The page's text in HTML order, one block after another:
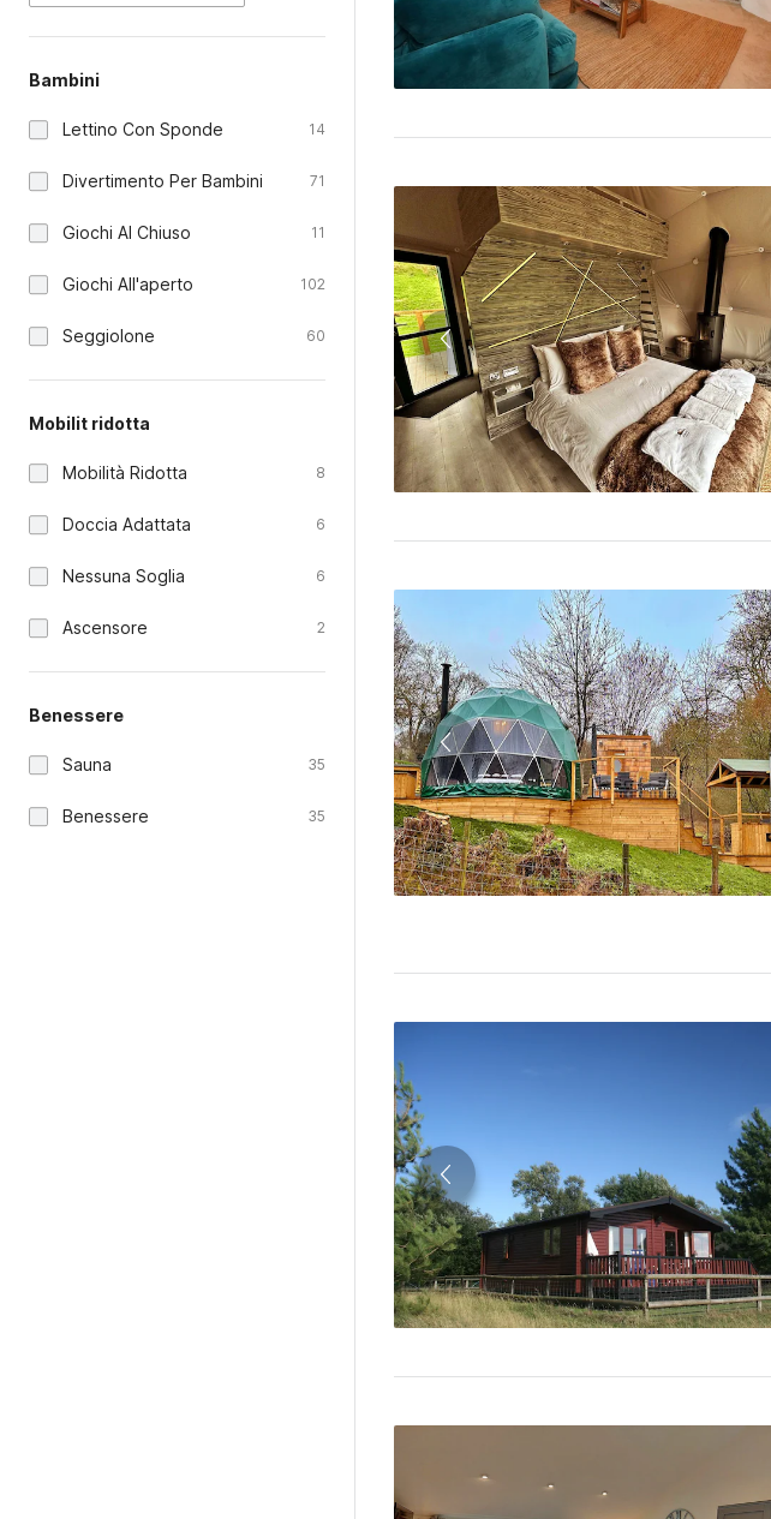
Bambini
Lettino Con Sponde 14
Divertimento Per Bambini 71
Giochi Al Chiuso 11
Giochi All'aperto 102
Seggiolone 60
Mobilit ridotta
Mobilità Ridotta 8
Doccia Adattata 6
Nessuna Soglia 6
Ascensore 2
Benessere
Sauna 35
Benessere 35